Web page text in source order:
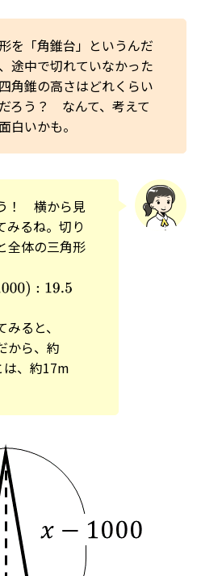
を「角錐台」というんだ
途中で切れていなかった
角錐の高さはどれくらい
ろう？ なんて、考えて
白いかも。
！ 横から見
みるね。切り
全体の三角形
ると、
から、約
、約17m